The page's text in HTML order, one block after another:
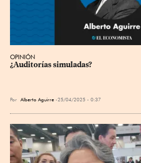
OPINIÓN
¿Auditorías simuladas?
Por Alberto Aguirre 25/04/2025 - 0:37